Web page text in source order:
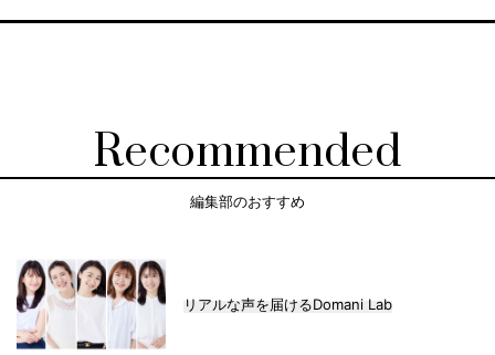
Recommended
編集部のおすすめ
リアルな声を届けるDomani Lab